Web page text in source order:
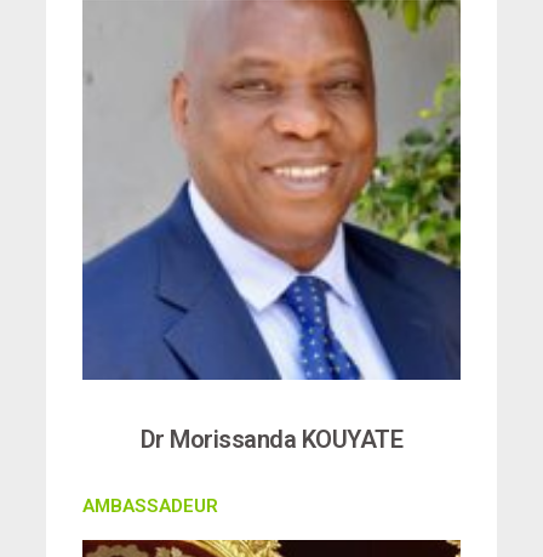
Dr Morissanda KOUYATE
AMBASSADEUR